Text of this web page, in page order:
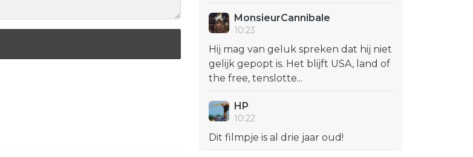
MonsieurCannibale
10:23
Hij mag van geluk spreken dat hij niet
gelijk gepopt is. Het blijft USA, land of
the free, tenslotte...
HP
10:22
Dit filmpje is al drie jaar oud!